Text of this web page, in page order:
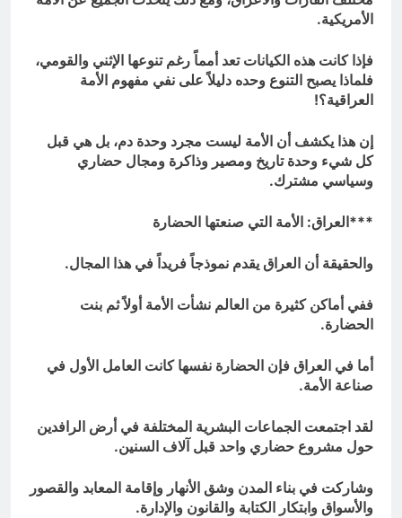
الأمريكية.
فإذا كانت هذه الكيانات تعد أمماً رغم تنوعها الإثني والقومي،
فلماذا يصبح التنوع وحده دليلاً على نفي مفهوم الأمة
العراقية؟!
إن هذا يكشف أن الأمة ليست مجرد وحدة دم، بل هي قبل
كل شيء وحدة تاريخ ومصير وذاكرة ومجال حضاري
وسياسي مشترك.
***العراق: الأمة التي صنعتها الحضارة
والحقيقة أن العراق يقدم نموذجاً فريداً في هذا المجال.
ففي أماكن كثيرة من العالم نشأت الأمة أولاً ثم بنت
الحضارة.
أما في العراق فإن الحضارة نفسها كانت العامل الأول في
صناعة الأمة.
لقد اجتمعت الجماعات البشرية المختلفة في أرض الرافدين
حول مشروع حضاري واحد قبل آلاف السنين.
وشاركت في بناء المدن وشق الأنهار وإقامة المعابد والقصور
والأسواق وابتكار الكتابة والقانون والإدارة.